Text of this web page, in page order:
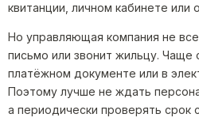
квитанции, личном кабинете
Но управляющая компания не
письмо или звонит жильцу. Чаще
платёжном документе или в
Поэтому лучше не ждать
а периодически проверять срок